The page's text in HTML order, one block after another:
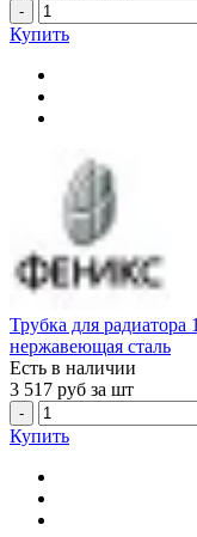
-
Купить
Трубка для радиатора
нержавеющая сталь
Есть в наличии
3 517 руб за шт
-
Купить